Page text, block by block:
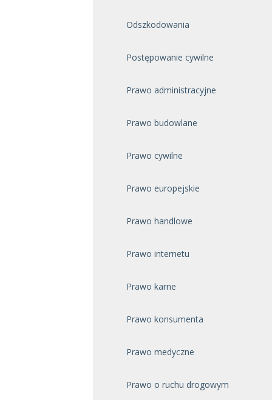
Odszkodowania
Postępowanie cywilne
Prawo administracyjne
Prawo budowlane
Prawo cywilne
Prawo europejskie
Prawo handlowe
Prawo internetu
Prawo karne
Prawo konsumenta
Prawo medyczne
Prawo o ruchu drogowym